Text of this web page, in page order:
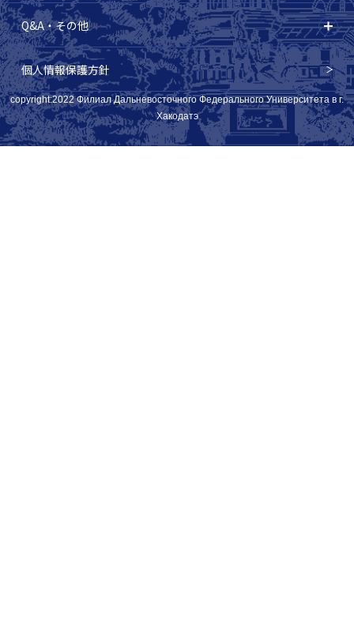
Q&A・その他
個人情報保護方針
copyright:2022 Филиал Дальневосточного Федерального Университета в г.
Хакодатэ